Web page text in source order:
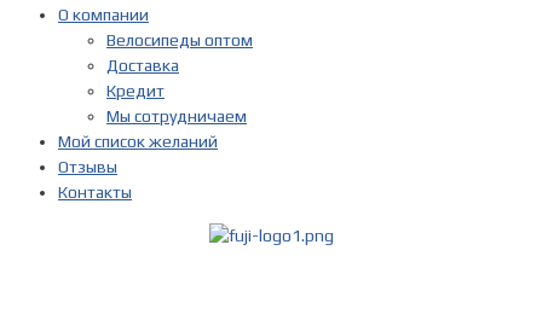
О компании
Велосипеды оптом
Доставка
Кредит
Мы сотрудничаем
Мой список желаний
Отзывы
Контакты